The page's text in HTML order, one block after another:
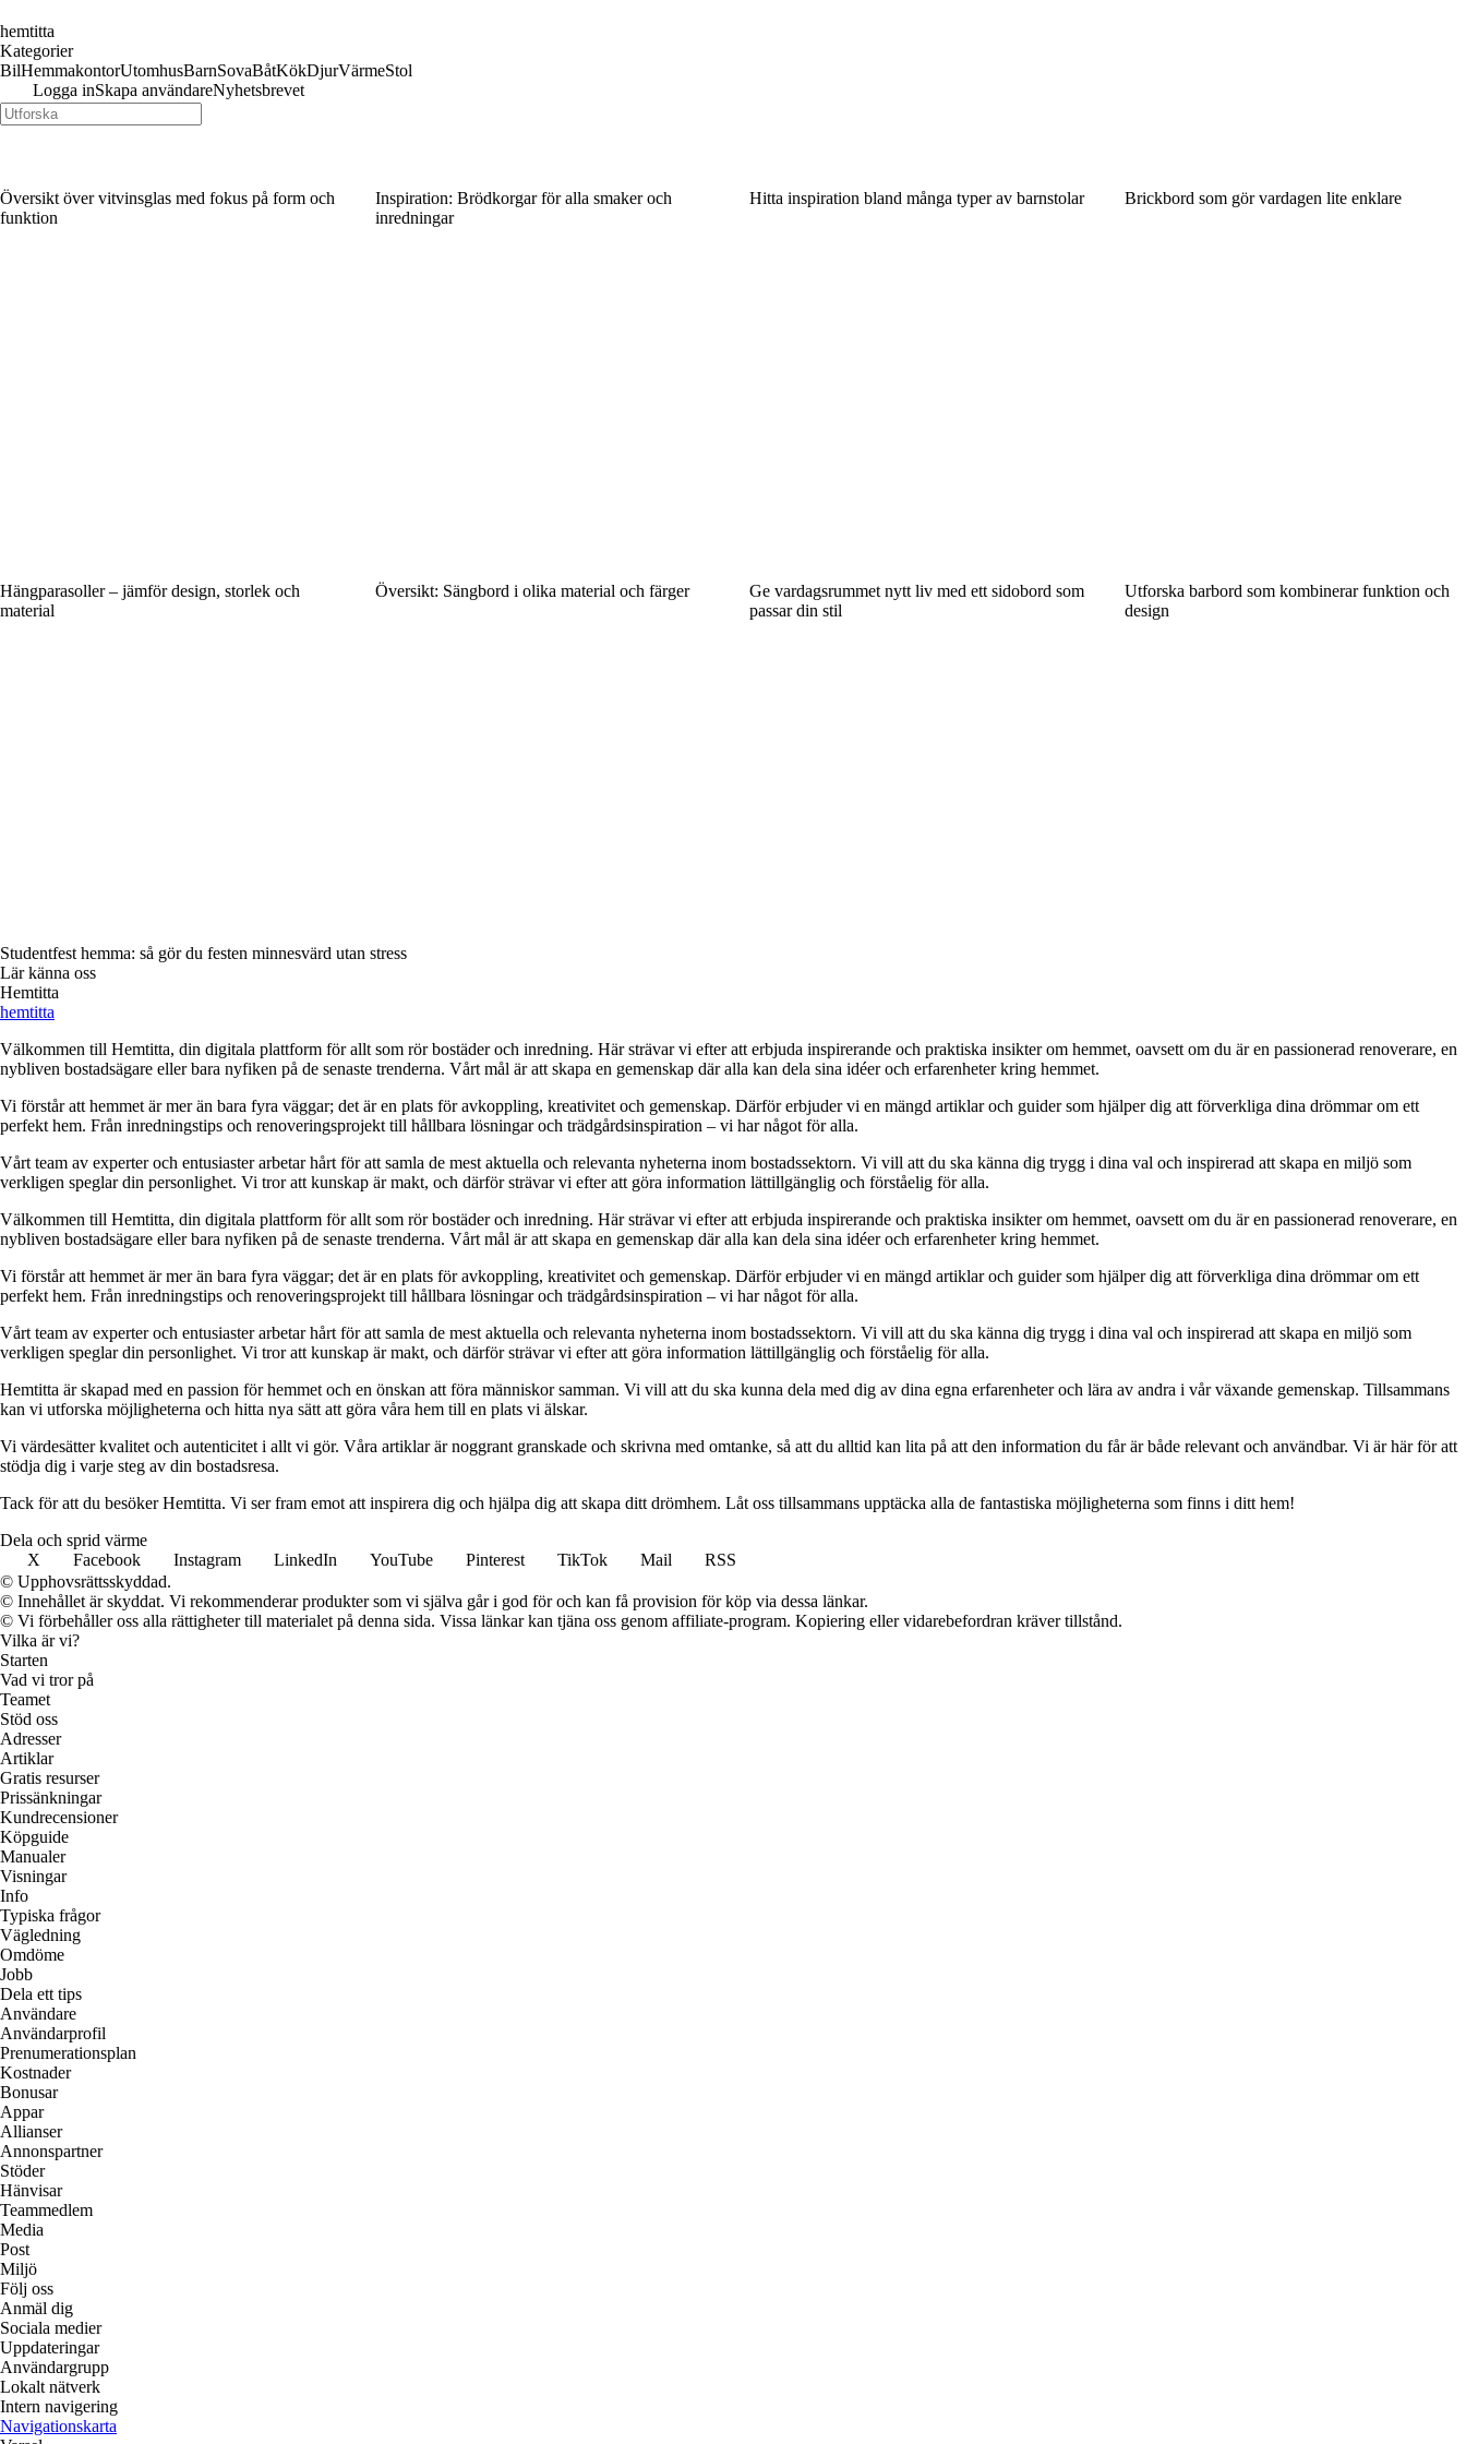
hemtitta
Kategorier
BilHemmakontorUtomhusBarnSovaBåtKökDjurVärmeStol
Logga inSkapa användareNyhetsbrevet
Översikt över vitvinsglas med fokus på form och
funktion
Inspiration: Brödkorgar för alla smaker och
inredningar
Hitta inspiration bland många typer av barnstolar Brickbord som gör vardagen lite enklare
Hängparasoller – jämför design, storlek och
material
Översikt: Sängbord i olika material och färger
Ge vardagsrummet nytt liv med ett sidobord som
passar din stil
Utforska barbord som kombinerar funktion och
design
Studentfest hemma: så gör du festen minnesvärd utan stress
Lär känna oss
Hemtitta
hemtitta
Välkommen till Hemtitta, din digitala plattform för allt som rör bostäder och inredning. Här strävar vi efter att erbjuda inspirerande och praktiska insikter om hemmet, oavsett om du är en passionerad renoverare, en
nybliven bostadsägare eller bara nyfiken på de senaste trenderna. Vårt mål är att skapa en gemenskap där alla kan dela sina idéer och erfarenheter kring hemmet.
Vi förstår att hemmet är mer än bara fyra väggar; det är en plats för avkoppling, kreativitet och gemenskap. Därför erbjuder vi en mängd artiklar och guider som hjälper dig att förverkliga dina drömmar om ett
perfekt hem. Från inredningstips och renoveringsprojekt till hållbara lösningar och trädgårdsinspiration – vi har något för alla.
Vårt team av experter och entusiaster arbetar hårt för att samla de mest aktuella och relevanta nyheterna inom bostadssektorn. Vi vill att du ska känna dig trygg i dina val och inspirerad att skapa en miljö som
verkligen speglar din personlighet. Vi tror att kunskap är makt, och därför strävar vi efter att göra information lättillgänglig och förståelig för alla.
Välkommen till Hemtitta, din digitala plattform för allt som rör bostäder och inredning. Här strävar vi efter att erbjuda inspirerande och praktiska insikter om hemmet, oavsett om du är en passionerad renoverare, en
nybliven bostadsägare eller bara nyfiken på de senaste trenderna. Vårt mål är att skapa en gemenskap där alla kan dela sina idéer och erfarenheter kring hemmet.
Vi förstår att hemmet är mer än bara fyra väggar; det är en plats för avkoppling, kreativitet och gemenskap. Därför erbjuder vi en mängd artiklar och guider som hjälper dig att förverkliga dina drömmar om ett
perfekt hem. Från inredningstips och renoveringsprojekt till hållbara lösningar och trädgårdsinspiration – vi har något för alla.
Vårt team av experter och entusiaster arbetar hårt för att samla de mest aktuella och relevanta nyheterna inom bostadssektorn. Vi vill att du ska känna dig trygg i dina val och inspirerad att skapa en miljö som
verkligen speglar din personlighet. Vi tror att kunskap är makt, och därför strävar vi efter att göra information lättillgänglig och förståelig för alla.
Hemtitta är skapad med en passion för hemmet och en önskan att föra människor samman. Vi vill att du ska kunna dela med dig av dina egna erfarenheter och lära av andra i vår växande gemenskap. Tillsammans
kan vi utforska möjligheterna och hitta nya sätt att göra våra hem till en plats vi älskar.
Vi värdesätter kvalitet och autenticitet i allt vi gör. Våra artiklar är noggrant granskade och skrivna med omtanke, så att du alltid kan lita på att den information du får är både relevant och användbar. Vi är här för att
stödja dig i varje steg av din bostadsresa.
Tack för att du besöker Hemtitta. Vi ser fram emot att inspirera dig och hjälpa dig att skapa ditt drömhem. Låt oss tillsammans upptäcka alla de fantastiska möjligheterna som finns i ditt hem!
Dela och sprid värme
X
Facebook Instagram LinkedIn YouTube Pinterest TikTok Mail
RSS
© Upphovsrättsskyddad.
© Innehållet är skyddat. Vi rekommenderar produkter som vi själva går i god för och kan få provision för köp via dessa länkar.
© Vi förbehåller oss alla rättigheter till materialet på denna sida. Vissa länkar kan tjäna oss genom affiliate-program. Kopiering eller vidarebefordran kräver tillstånd.
Vilka är vi?
Starten
Vad vi tror på
Teamet
Stöd oss
Adresser
Artiklar
Gratis resurser
Prissänkningar
Kundrecensioner
Köpguide
Manualer
Visningar
Info
Typiska frågor
Vägledning
Omdöme
Jobb
Dela ett tips
Användare
Användarprofil
Prenumerationsplan
Kostnader
Bonusar
Appar
Allianser
Annonspartner
Stöder
Hänvisar
Teammedlem
Media
Post
Miljö
Följ oss
Anmäl dig
Sociala medier
Uppdateringar
Användargrupp
Lokalt nätverk
Intern navigering
Navigationskarta